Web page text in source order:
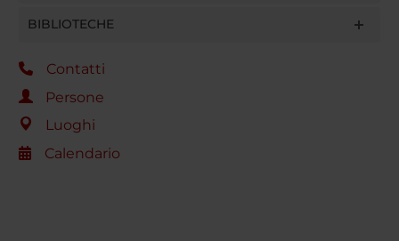
BIBLIOTECHE
Contatti
Persone
Luoghi
Calendario